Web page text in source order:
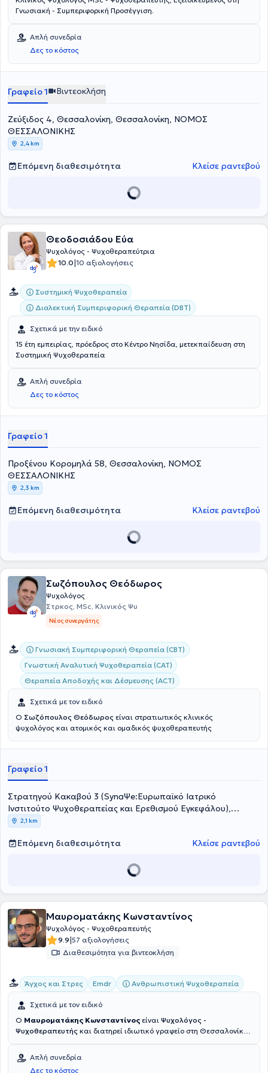
Γνωσιακή - Συμπεριφορική Προσέγγιση.
Απλή συνεδρία
Δες το κόστος
Γραφείο 1 Βιντεοκλήση
Ζεύξιδος 4, Θεσσαλονίκη, Θεσσαλονίκη, ΝΟΜΟΣ
ΘΕΣΣΑΛΟΝΙΚΗΣ
2,4 km
Επόμενη διαθεσιμότητα Κλείσε ραντεβού
Θεοδοσιάδου Εύα
Ψυχολόγος - Ψυχοθεραπεύτρια
10.0|10 αξιολογήσεις
Συστημική Ψυχοθεραπεία
Διαλεκτική Συμπεριφορική Θεραπεία (DBT)
Σχετικά με την ειδικό
15 έτη εμπειρίας, πρόεδρος στο Κέντρο Νησίδα, μετεκπαίδευση στη
Συστημική Ψυχοθεραπεία
Απλή συνεδρία
Δες το κόστος
Γραφείο 1
Προξένου Κορομηλά 58, Θεσσαλονίκη, ΝΟΜΟΣ
ΘΕΣΣΑΛΟΝΙΚΗΣ
2,3 km
Επόμενη διαθεσιμότητα Κλείσε ραντεβού
Σωζόπουλος Θεόδωρος
Ψυχολόγος
Στρκος, MSc, Κλινικός Ψυ
Νέος συνεργάτης
Γνωσιακή Συμπεριφορική Θεραπεία (CBT)
Γνωστική Αναλυτική Ψυχοθεραπεία (CAT)
Θεραπεία Αποδοχής και Δέσμευσης (ACT)
Σχετικά με τον ειδικό
Ο Σωζόπουλος Θεόδωρος είναι στρατιωτικός κλινικός
ψυχολόγος και ατομικός και ομαδικός ψυχοθεραπευτής
Γραφείο 1
Στρατηγού Κακαβού 3 (SynaΨe:Ευρωπαϊκό Ιατρικό
Ινστιτούτο Ψυχοθεραπείας και Ερεθισμού Εγκεφάλου),
Θεσσαλονίκη, ΝΟΜΟΣ ΘΕΣΣΑΛΟΝΙΚΗΣ
2,1 km
Επόμενη διαθεσιμότητα Κλείσε ραντεβού
Μαυροματάκης Κωνσταντίνος
Ψυχολόγος - Ψυχοθεραπευτής
9.9|57 αξιολογήσεις
Διαθεσιμότητα για βιντεοκλήση
Άγχος και Στρες Emdr Ανθρωπιστική Ψυχοθεραπεία
Σχετικά με τον ειδικό
Ο Μαυροματάκης Κωνσταντίνος είναι Ψυχολόγος -
Ψυχοθεραπευτής και διατηρεί ιδιωτικό γραφείο στη Θεσσαλονίκη.
Πανεπιστημίου Θεσσαλονίκης και ειδικευμένος στην Βιωματική και
Σωματικά εστιασμένη ψυχοθεραπεία (τετραετές βιωματικό
Απλή συνεδρία
Δες το κόστος